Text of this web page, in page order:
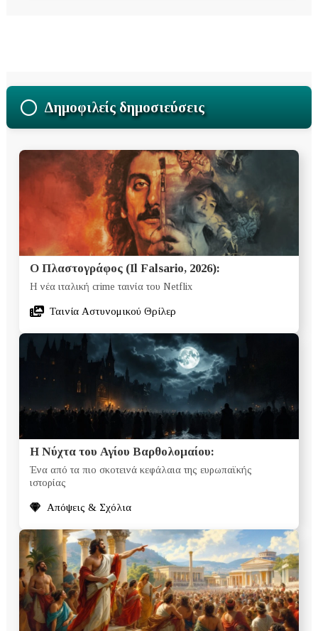
Δημοφιλείς δημοσιεύσεις
Ο Πλαστογράφος (Il Falsario, 2026):
Η νέα ιταλική crime ταινία του Netflix
Ταινία Αστυνομικού Θρίλερ
Η Νύχτα του Αγίου Βαρθολομαίου:
Ένα από τα πιο σκοτεινά κεφάλαια της ευρωπαϊκής
ιστορίας
Απόψεις & Σχόλια